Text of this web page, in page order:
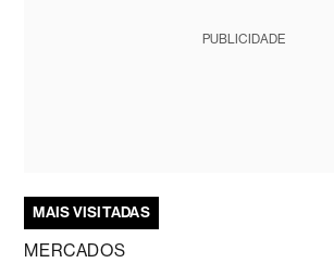
PUBLICIDADE
MAIS VISITADAS
MERCADOS